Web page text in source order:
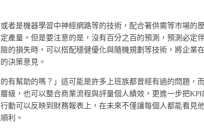
者是機器學習中神經網路等的技術，配合著供需等市場的
產量。但是要注意的是，沒有百分之百的預測，預測必定
的損失時，可以搭配穩健優化與隨機規劃等技術，將企業
決策意見。
的有幫助的嗎？」這可能是許多上班族都曾經有過的問題，
級，也可以整合商業流程與評量個人績效，更進一步把KPI
動可以反映到財務報表上，在未來不僅讓每個人都能看見
利。